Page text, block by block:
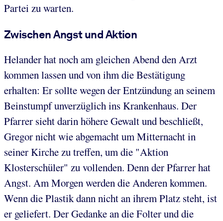
Partei zu warten.
Zwischen Angst und Aktion
Helander hat noch am gleichen Abend den Arzt
kommen lassen und von ihm die Bestätigung
erhalten: Er sollte wegen der Entzündung an seinem
Beinstumpf unverzüglich ins Krankenhaus. Der
Pfarrer sieht darin höhere Gewalt und beschließt,
Gregor nicht wie abgemacht um Mitternacht in
seiner Kirche zu treffen, um die "Aktion
Klosterschüler" zu vollenden. Denn der Pfarrer hat
Angst. Am Morgen werden die Anderen kommen.
Wenn die Plastik dann nicht an ihrem Platz steht, ist
er geliefert. Der Gedanke an die Folter und die